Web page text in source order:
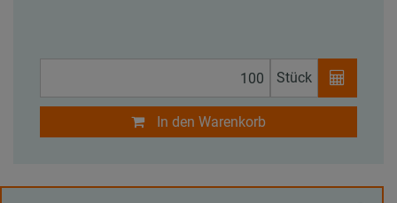
Stück
In den Warenkorb